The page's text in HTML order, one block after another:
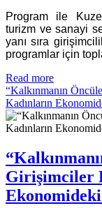
Program ile
turizm ve sanayi
yanı sıra
programlar için
Read more
“Kalkınmanın
Kadınların
Girişimciler